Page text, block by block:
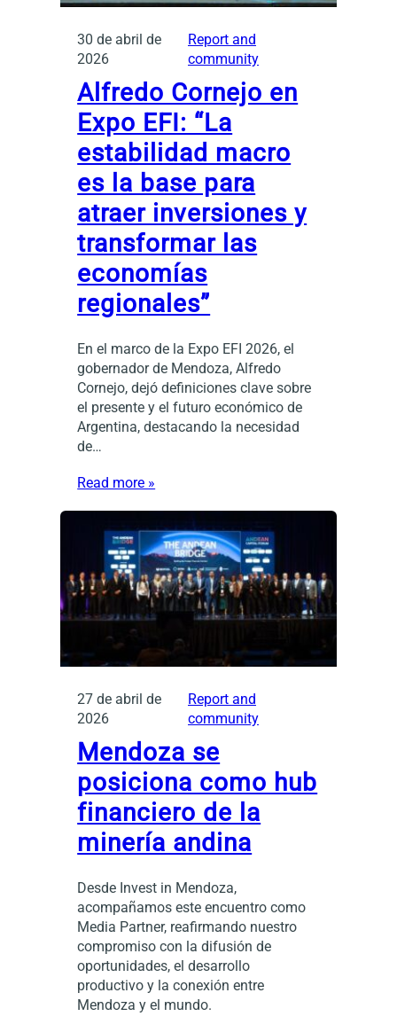
30 de abril de
2026
Report and
community
Alfredo Cornejo en
Expo EFI: “La
estabilidad macro
es la base para
atraer inversiones y
transformar las
economías
regionales”
En el marco de la Expo EFI 2026, el
gobernador de Mendoza, Alfredo
Cornejo, dejó definiciones clave sobre
el presente y el futuro económico de
Argentina, destacando la necesidad
de…
Read more »
27 de abril de
2026
Report and
community
Mendoza se
posiciona como hub
financiero de la
minería andina
Desde Invest in Mendoza,
acompañamos este encuentro como
Media Partner, reafirmando nuestro
compromiso con la difusión de
oportunidades, el desarrollo
productivo y la conexión entre
Mendoza y el mundo.